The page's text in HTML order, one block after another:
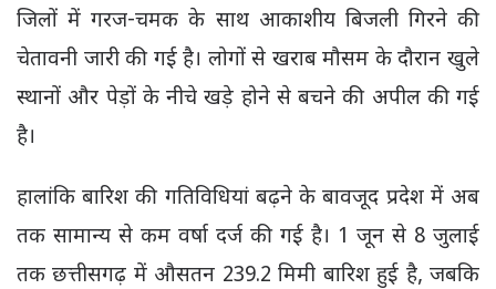
जिलों में गरज-चमक के साथ आकाशीय बिजली गिरने की
चेतावनी जारी की गई है। लोगों से खराब मौसम के दौरान खुले
स्थानों और पेड़ों के नीचे खड़े होने से बचने की अपील की गई
है।
हालांकि बारिश की गतिविधियां बढ़ने के बावजूद प्रदेश में अब
तक सामान्य से कम वर्षा दर्ज की गई है। 1 जून से 8 जुलाई
तक छत्तीसगढ़ में औसतन 239.2 मिमी बारिश हुई है, जबकि